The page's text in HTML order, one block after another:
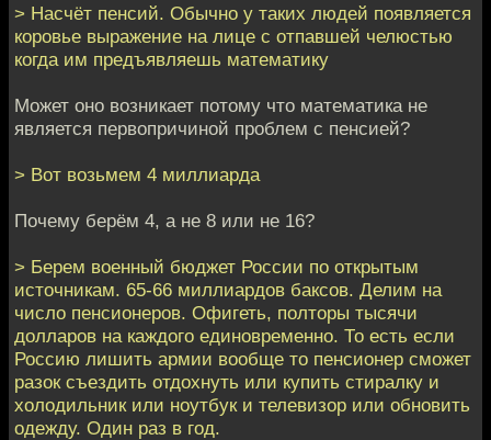
> Насчёт пенсий. Обычно у таких людей появляется
коровье выражение на лице с отпавшей челюстью
когда им предъявляешь математику
Может оно возникает потому что математика не
является первопричиной проблем с пенсией?
> Вот возьмем 4 миллиарда
Почему берём 4, а не 8 или не 16?
> Берем военный бюджет России по открытым
источникам. 65-66 миллиардов баксов. Делим на
число пенсионеров. Офигеть, полторы тысячи
долларов на каждого единовременно. То есть если
Россию лишить армии вообще то пенсионер сможет
разок съездить отдохнуть или купить стиралку и
холодильник или ноутбук и телевизор или обновить
одежду. Один раз в год.